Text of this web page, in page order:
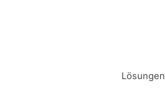
Lösun­gen